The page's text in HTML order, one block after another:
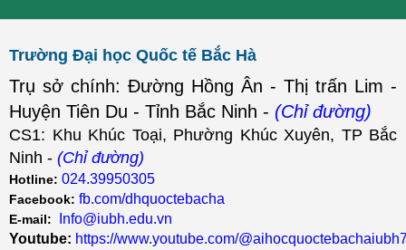
Trường Đại học Quốc tế Bắc Hà
Trụ sở chính: Đường Hồng Ân - Thị trấn Lim -
Huyện Tiên Du - Tỉnh Bắc Ninh - (Chỉ đường)
CS1: Khu Khúc Toại, Phường Khúc Xuyên, TP Bắc
Ninh - (Chỉ đường)
Hotline: 024.39950305
Facebook: fb.com/dhquoctebacha
E-mail:
Info@iubh.edu.vn
Youtube: https://www.youtube.com/